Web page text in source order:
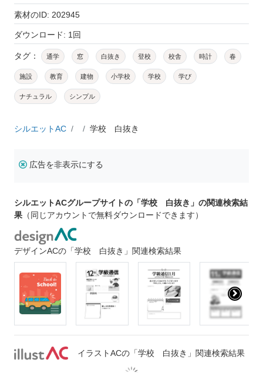
素材のID: 202945
ダウンロード: 1回
タグ： 通学 窓 白抜き 登校 校舎 時計 春
施設 教育 建物 小学校 学校 学び
ナチュラル シンプル
シルエットAC 学校 白抜き
広告を非表示にする
シルエットACグループサイトの「学校 白抜き」の関連検索結
果 （同じアカウントで無料ダウンロードできます）
デザインACの「学校 白抜き」関連検索結果
イラストACの「学校 白抜き」関連検索結果